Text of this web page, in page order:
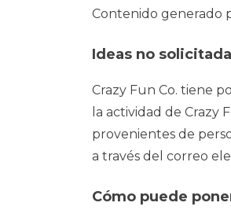
Contenido generado
Ideas no
Crazy Fun Co. tiene
la actividad de Crazy
provenientes de
a través del correo
Cómo puede